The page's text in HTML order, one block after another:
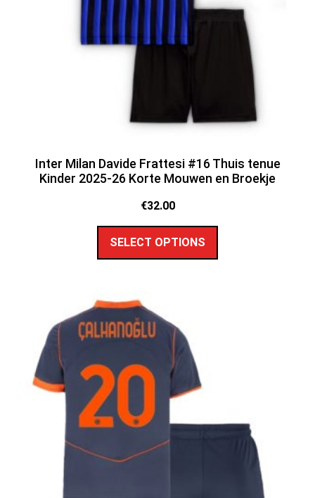
Inter Milan Davide Frattesi #16 Thuis tenue
Kinder 2025-26 Korte Mouwen en Broekje
€32.00
SELECT OPTIONS